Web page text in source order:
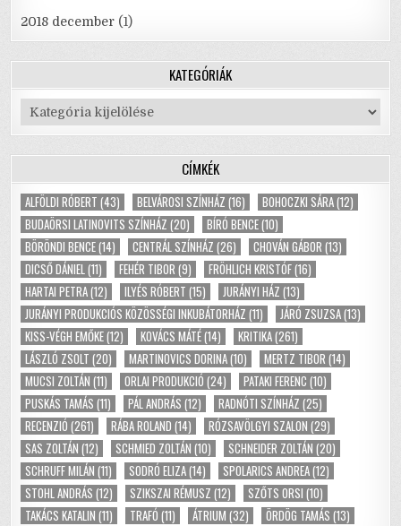
2018 december (1)
KATEGÓRIÁK
Kategóriák
CÍMKÉK
ALFÖLDI RÓBERT (43) BELVÁROSI SZÍNHÁZ (16) BOHOCZKI SÁRA(12)
BUDAÖRSI LATINOVITS SZÍNHÁZ (20) BÍRÓ BENCE(10)
BÖRÖNDI BENCE(14) CENTRÁL SZÍNHÁZ (26) CHOVÁN GÁBOR (13)
DICSŐ DÁNIEL(11) FEHÉR TIBOR (9) FRÖHLICH KRISTÓF(16)
HARTAI PETRA(12) ILYÉS RÓBERT (15) JURÁNYI HÁZ (13)
JURÁNYI PRODUKCIÓS KÖZÖSSÉGI INKUBÁTORHÁZ (11) JÁRÓ ZSUZSA(13)
KISS-VÉGH EMŐKE(12) KOVÁCS MÁTÉ(14) KRITIKA(261)
LÁSZLÓ ZSOLT (20) MARTINOVICS DORINA(10) MERTZ TIBOR (14)
MUCSI ZOLTÁN (11) ORLAI PRODUKCIÓ (24) PATAKI FERENC (10)
PUSKÁS TAMÁS (11) PÁL ANDRÁS (12) RADNÓTI SZÍNHÁZ (25)
RECENZIÓ (261) RÁBA ROLAND (14) RÓZSAVÖLGYI SZALON (29)
SAS ZOLTÁN (12) SCHMIED ZOLTÁN (10) SCHNEIDER ZOLTÁN (20)
SCHRUFF MILÁN (11) SODRÓ ELIZA(14) SPOLARICS ANDREA(12)
STOHL ANDRÁS (12) SZIKSZAI RÉMUSZ (12) SZŐTS ORSI (10)
TAKÁCS KATALIN (11) TRAFÓ (11) ÁTRIUM (32) ÖRDÖG TAMÁS (13)